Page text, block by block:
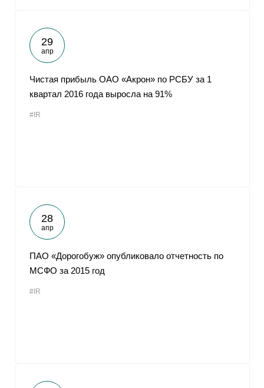
29
апр
Чистая прибыль ОАО «Акрон» по РСБУ за 1
квартал 2016 года выросла на 91%
#IR
28
апр
ПАО «Дорогобуж» опубликовало отчетность по
МСФО за 2015 год
#IR